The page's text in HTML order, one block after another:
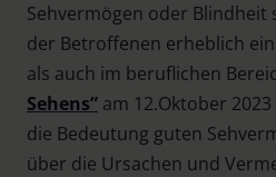
Sehvermögen oder Blindheit
der Betroffenen erheblich
als auch im beruflichen
Sehens” am 12.Oktober
die Bedeutung guten
über die Ursachen und